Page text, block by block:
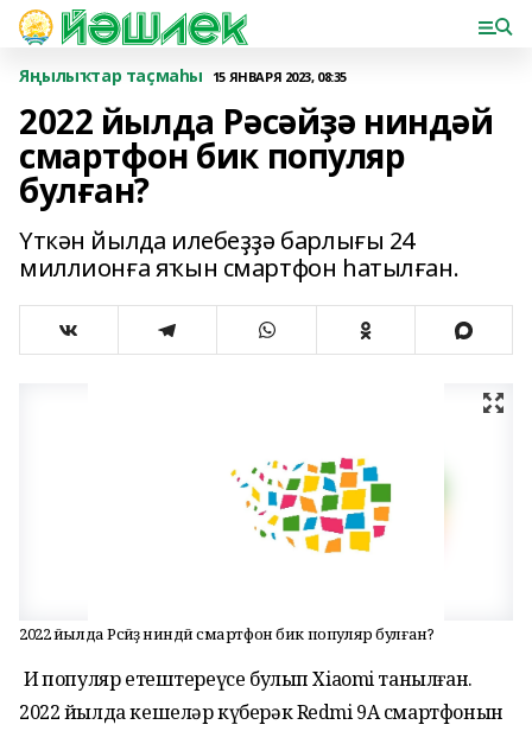
Яңылыҡтар таҫмаһы 15 ЯНВАРЯ 2023, 08:35
2022 йылда Рәсәйҙә ниндәй
смартфон бик популяр
булған?
Үткән йылда илебеҙҙә барлығы 24
миллионға яҡын смартфон һатылған.
2022 йылда Рәсәйҙә ниндәй смартфон бик популяр булған?
Иң популяр етештереүсе булып Xiaomi танылған.
2022 йылда кешеләр күберәк Redmi 9A смартфонын